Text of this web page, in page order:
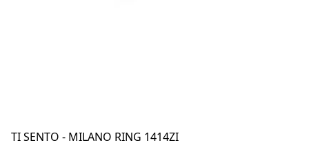
TI SENTO - MILANO RING 1414ZI